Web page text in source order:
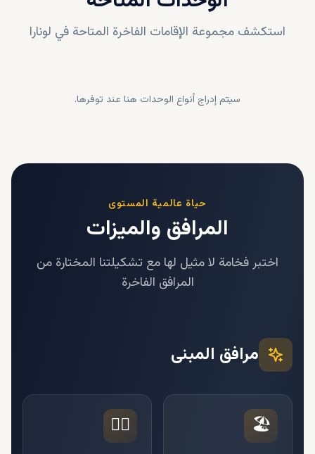
استكشف مجموعة الإقامات الفاخرة المتاحة في لونارا
سيتم إدراج أنواع الوحدات هنا عند توفرها.
حياة عالمية المستوى
المرافق والميزات
اختبر فخامة لا مثيل لها مع تشكيلتنا المختارة من
المرافق الفاخرة
مرافق المبنى
🏖️
🏊‍♂️